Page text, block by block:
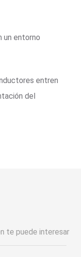
un entorno
entren
del
te puede interesar